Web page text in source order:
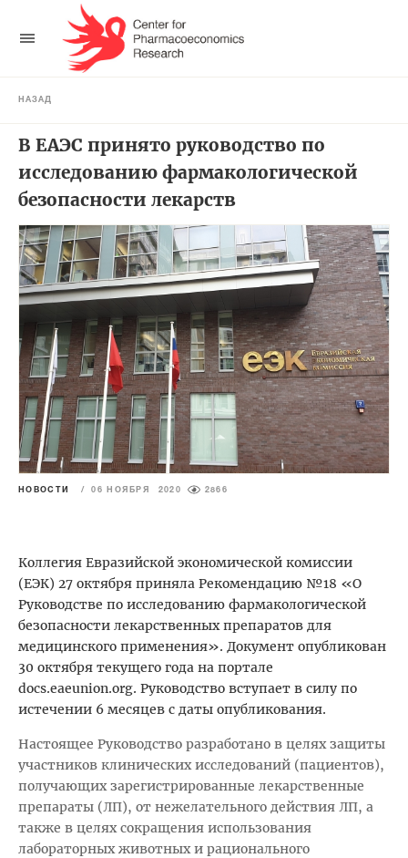
НАЗАД
В ЕАЭС принято руководство по
исследованию фармакологической
безопасности лекарств
НОВОСТИ / 06 НОЯБРЯ 2020 2866
Коллегия Евразийской экономической комиссии
(ЕЭК) 27 октября приняла Рекомендацию №18 «О
Руководстве по исследованию фармакологической
безопасности лекарственных препаратов для
медицинского применения». Документ опубликован
30 октября текущего года на портале
docs.eaeunion.org. Руководство вступает в силу по
истечении 6 месяцев с даты опубликования.
Настоящее Руководство разработано в целях защиты
участников клинических исследований (пациентов),
получающих зарегистрированные лекарственные
препараты (ЛП), от нежелательного действия ЛП, a
также в целях сокращения использования
лабораторных животных и рационального